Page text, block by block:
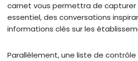
carnet vous permettra de
essentiel, des conversations
informations clés sur les
Parallèlement, une liste de